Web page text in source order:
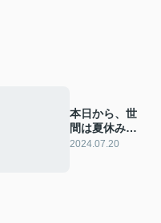
本日から、世
間は夏休みの
ようです
2024.07.20